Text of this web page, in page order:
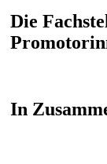
Die
In